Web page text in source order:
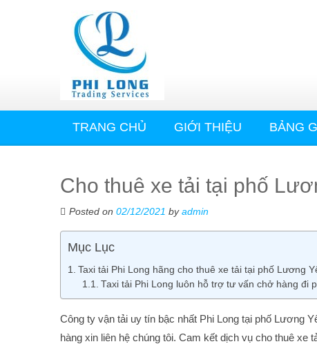
TRANG CHỦ GIỚI THIỆU BẢNG
Cho thuê xe tải tại phố
Posted on 02/12/2021 byadmin
Mục Lục
Taxi tải Phi Long hãng cho thuê xe tải tại phố Lương
Taxi tải Phi Long luôn hỗ trợ tư vấn chở hàng đi
Công ty vận tải uy tín bậc nhất Phi Long tại phố Lương
hàng xin liên hệ chúng tôi. Cam kết dịch vụ cho thuê